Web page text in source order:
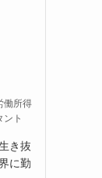
働所得
ント
き抜
に勤